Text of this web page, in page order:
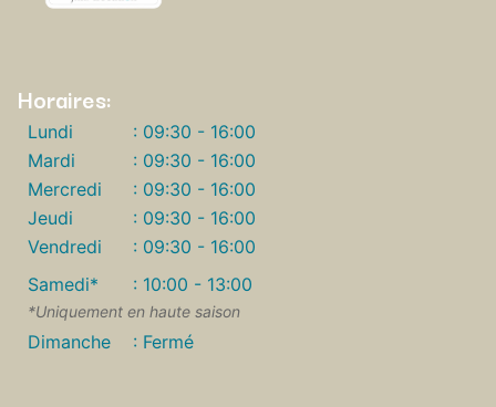
Horaires:
Lundi
: 09:30 - 16:00
Mardi
: 09:30 - 16:00
Mercredi
: 09:30 - 16:00
Jeudi
: 09:30 - 16:00
Vendredi
: 09:30 - 16:00
Samedi*
: 10:00 - 13:00
*Uniquement en haute saison
Dimanche : Fermé